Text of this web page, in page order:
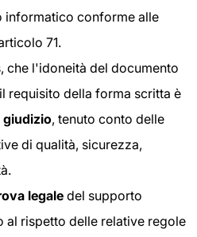
informatico conforme alle
71.
che l'idoneità del documento
requisito della forma scritta è
giudizio, tenuto conto delle
di qualità, sicurezza,
legale del supporto
al rispetto delle relative regole